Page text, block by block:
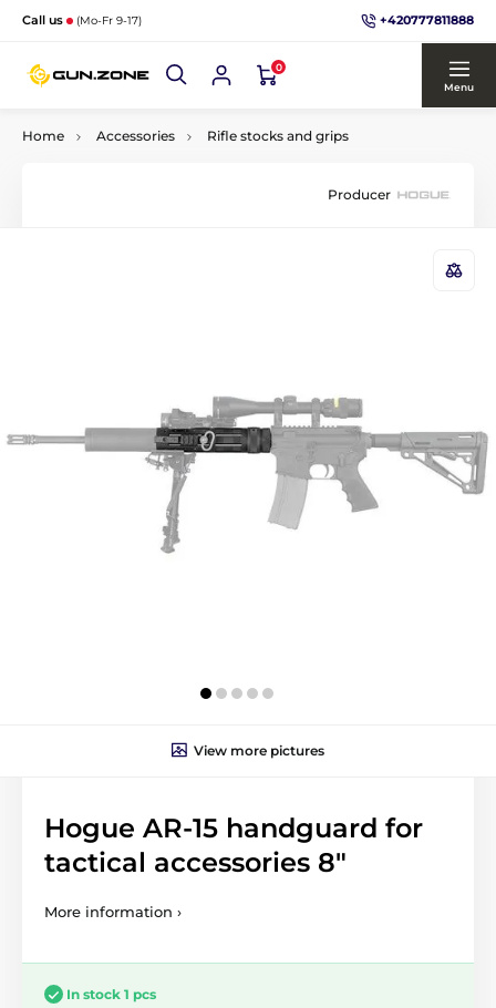
Call us (Mo-Fr 9-17) +420777811888
0
Menu
Home Accessories Rifle stocks and grips
Producer
View more pictures
Hogue AR-15 handguard for
tactical accessories 8"
More information ›
In stock 1 pcs